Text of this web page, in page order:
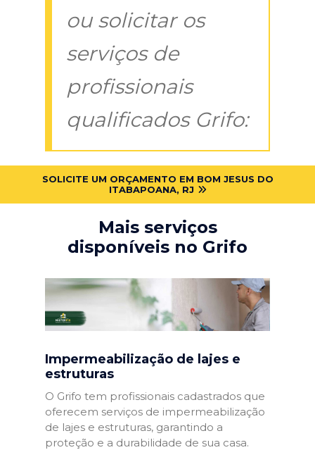
ou solicitar os
serviços de
profissionais
qualificados Grifo:
SOLICITE UM ORÇAMENTO EM BOM JESUS DO
ITABAPOANA, RJ
Mais serviços
disponíveis no Grifo
Impermeabilização de lajes e
estruturas
O Grifo tem profissionais cadastrados que
oferecem serviços de impermeabilização
de lajes e estruturas, garantindo a
proteção e a durabilidade de sua casa.